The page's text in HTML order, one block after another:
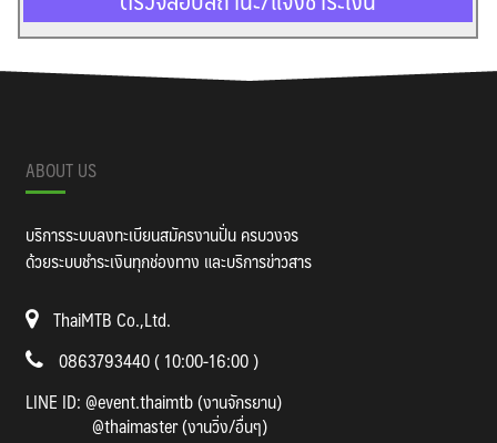
ABOUT US
บริการระบบลงทะเบียนสมัครงานปั่น ครบวงจร
ด้วยระบบชำระเงินทุกช่องทาง และบริการข่าวสาร
ThaiMTB Co.,Ltd.
0863793440 ( 10:00-16:00 )
LINE ID:@event.thaimtb (งานจักรยาน)
@thaimaster (งานวิ่ง/อื่นๆ)